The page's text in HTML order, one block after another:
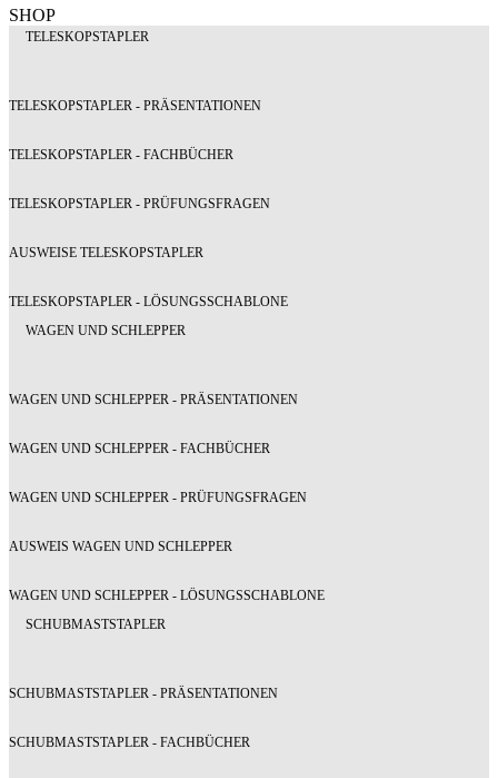
SHOP
TELESKOPSTAPLER
TELESKOPSTAPLER - PRÄSENTATIONEN
TELESKOPSTAPLER - FACHBÜCHER
TELESKOPSTAPLER - PRÜFUNGSFRAGEN
AUSWEISE TELESKOPSTAPLER
TELESKOPSTAPLER - LÖSUNGSSCHABLONE
WAGEN UND SCHLEPPER
WAGEN UND SCHLEPPER - PRÄSENTATIONEN
WAGEN UND SCHLEPPER - FACHBÜCHER
WAGEN UND SCHLEPPER - PRÜFUNGSFRAGEN
AUSWEIS WAGEN UND SCHLEPPER
WAGEN UND SCHLEPPER - LÖSUNGSSCHABLONE
SCHUBMASTSTAPLER
SCHUBMASTSTAPLER - PRÄSENTATIONEN
SCHUBMASTSTAPLER - FACHBÜCHER